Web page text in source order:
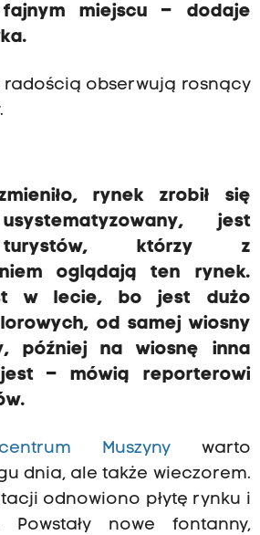
miejscu – dodaje
radością obserwują rosnący
rynek zrobił się
jest
którzy z
oglądają ten rynek.
w lecie, bo jest dużo
od samej wiosny
później na wiosnę inna
– mówią reporterowi
centrum Muszyny warto
dnia, ale także wieczorem.
odnowiono płytę rynku i
Powstały nowe fontanny,